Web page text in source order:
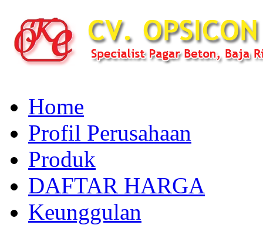
Home
Profil Perusahaan
Produk
DAFTAR HARGA
Keunggulan